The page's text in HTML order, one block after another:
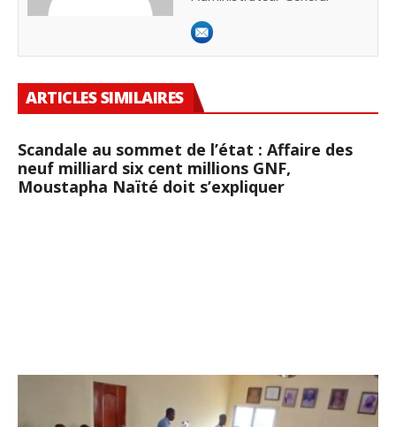
ARTICLES SIMILAIRES
Scandale au sommet de l’état : Affaire des
neuf milliard six cent millions GNF,
Moustapha Naïté doit s’expliquer